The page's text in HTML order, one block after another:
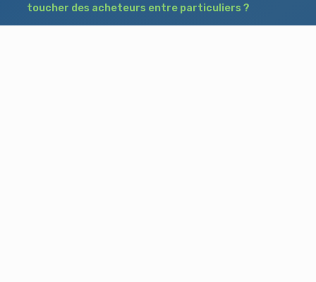
toucher des acheteurs entre particuliers ?